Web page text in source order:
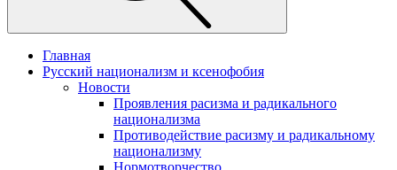
Главная
Русский национализм и ксенофобия
Новости
Проявления расизма и радикального
национализма
Противодействие расизму и радикальному
национализму
Нормотворчество